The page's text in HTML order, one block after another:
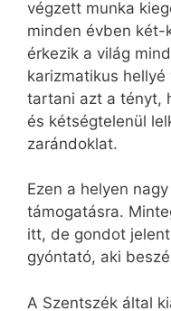
végzett munka
minden évben két-
érkezik a világ
karizmatikus
tartani azt a tényt,
és kétségtelenül
zarándoklat.
Ezen a helyen
támogatásra.
itt, de gondot
gyóntató, aki
A Szentszék által